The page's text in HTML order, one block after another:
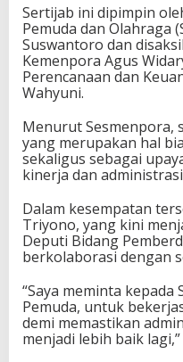
Sertijab ini dipimpin
Pemuda dan Olahraga
Suswantoro dan
Kemenpora Agus
Perencanaan dan
Wahyuni.
Menurut Sesmenpora,
yang merupakan hal
sekaligus sebagai
kinerja dan
Dalam kesempatan
Triyono, yang kini
Deputi Bidang
berkolaborasi dengan
“Saya meminta kepada
Pemuda, untuk
demi memastikan
menjadi lebih baik